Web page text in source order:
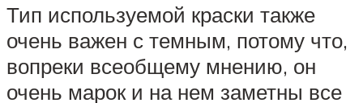
Тип используемой краски также
очень важен с темным, потому что,
вопреки всеобщему мнению, он
очень марок и на нем заметны все